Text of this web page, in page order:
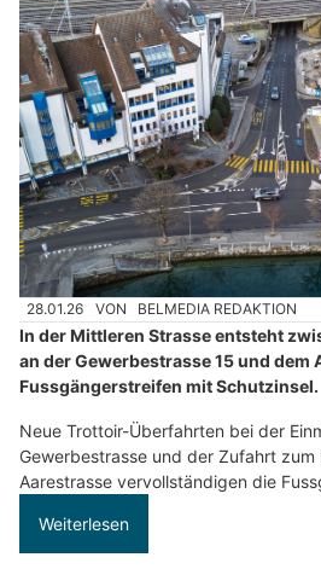
28.01.26 VON BELMEDIA REDAKTION
In der Mittleren Strasse entsteht
an der Gewerbestrasse 15 und dem
Fussgängerstreifen mit Schutzinsel.
Neue Trottoir-Überfahrten bei der
Gewerbestrasse und der Zufahrt zum
Aarestrasse vervollständigen die
Weiterlesen